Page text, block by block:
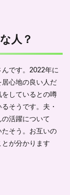
人？
です。2022年に
心地の良い人だ
しているとの噂
そうです。夫・
活躍について
たそう。お互いの
が分かります